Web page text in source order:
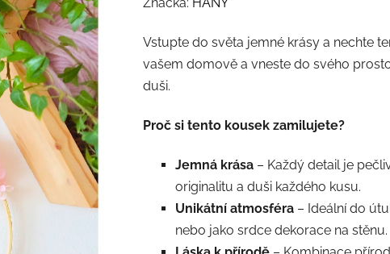
je
0,0
z
hvězdiček.
Vstupte do světa jemné krásy a nechte
vašem domově a vneste do svého
duši.
Proč si tento kousek zamilujete?
Jemná krása – Každý detail je
originalitu a duši každého kusu.
Unikátní atmosféra – Ideální do
nebo jako srdce dekorace na stěnu.